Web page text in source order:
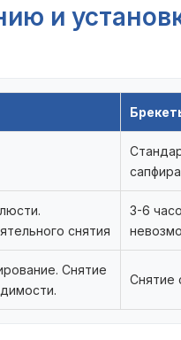
и
снятия
3-6
Снятие
Снятие